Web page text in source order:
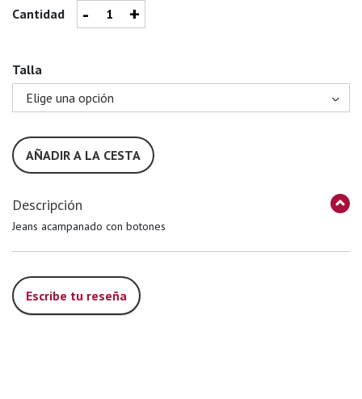
Cantidad - +
Talla
AÑADIR A LA CESTA
Descripción
Jeans acampanado con botones
Escribe tu reseña